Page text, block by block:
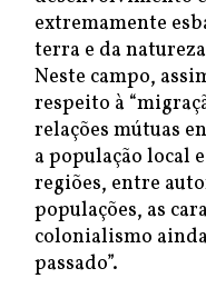
extremamente
terra e da
Neste campo,
respeito à
relações mútuas
a população local
regiões, entre
populações, as
colonialismo
passado”.